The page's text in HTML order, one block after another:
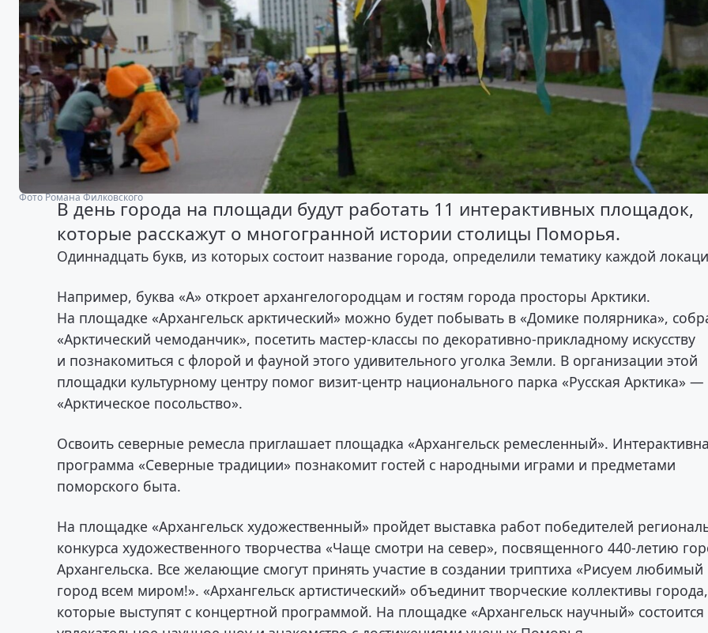
Фото Романа Филковского
В день города на площади будут работать 11 интерактивных площадок,
которые расскажут о многогранной истории столицы Поморья.
Одиннадцать букв, из которых состоит название города, определили тематику каждой
Например, буква «А» откроет архангелогородцам и гостям города просторы Арктики.
На площадке «Архангельск арктический» можно будет побывать в «Домике полярника»,
«Арктический чемоданчик», посетить мастер-классы по декоративно-прикладному искусству
и познакомиться с флорой и фауной этого удивительного уголка Земли. В организации этой
площадки культурному центру помог визит-центр национального парка «Русская Арктика» —
«Арктическое посольство».
Освоить северные ремесла приглашает площадка «Архангельск ремесленный».
программа «Северные традиции» познакомит гостей с народными играми и предметами
поморского быта.
На площадке «Архангельск художественный» пройдет выставка работ победителей
конкурса художественного творчества «Чаще смотри на север», посвященного 440-летию
Архангельска. Все желающие смогут принять участие в создании триптиха «Рисуем любимый
город всем миром!». «Архангельск артистический» объединит творческие коллективы города,
которые выступят с концертной программой. На площадке «Архангельск научный» состоится